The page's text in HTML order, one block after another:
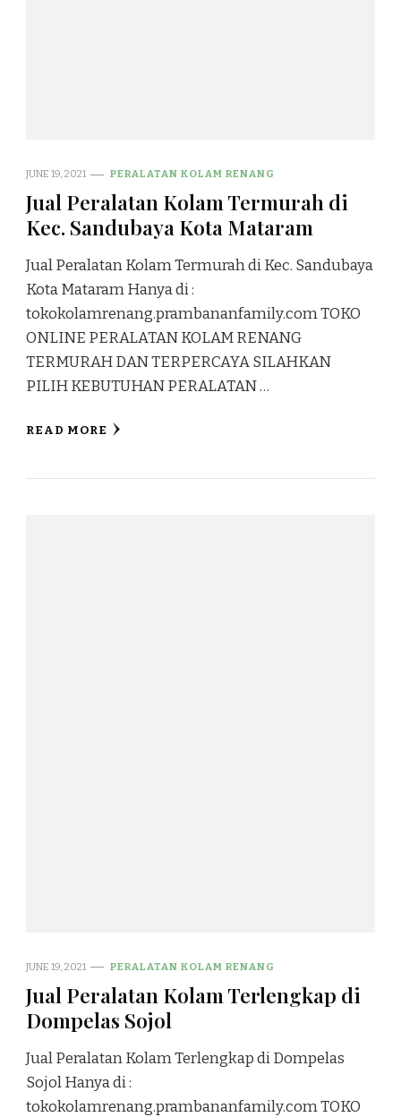
JUNE 19, 2021 PERALATAN KOLAM RENANG
Jual Peralatan Kolam Termurah di
Kec. Sandubaya Kota Mataram
Jual Peralatan Kolam Termurah di Kec. Sandubaya
Kota Mataram Hanya di :
tokokolamrenang.prambananfamily.com TOKO
ONLINE PERALATAN KOLAM RENANG
TERMURAH DAN TERPERCAYA SILAHKAN
PILIH KEBUTUHAN PERALATAN …
READ MORE
JUNE 19, 2021 PERALATAN KOLAM RENANG
Jual Peralatan Kolam Terlengkap di
Dompelas Sojol
Jual Peralatan Kolam Terlengkap di Dompelas
Sojol Hanya di :
tokokolamrenang.prambananfamily.com TOKO